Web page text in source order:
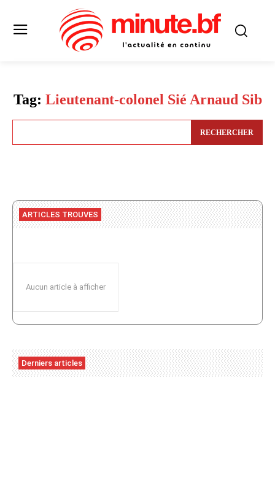
Tag: Lieutenant-colonel Sié Arnaud Sib
RECHERCHER
ARTICLES TROUVES
Aucun article à afficher
Derniers articles